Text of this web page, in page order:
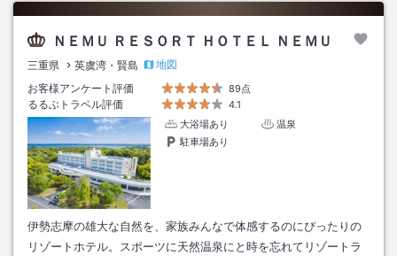
ＮＥＭＵ ＲＥＳＯＲＴ ＨＯＴＥＬ ＮＥＭＵ
三重県 英虞湾・賢島
地図
お客様アンケート評価
89点
るるぶトラベル評価
4.1
大浴場あり
温泉
駐車場あり
伊勢志摩の雄大な自然を、家族みんなで体感するのにぴったりの
リゾートホテル。スポーツに天然温泉にと時を忘れてリゾートラ